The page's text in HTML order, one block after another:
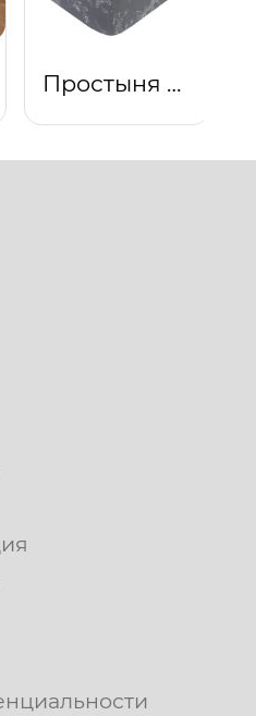
Простыня на резинке "Луара"